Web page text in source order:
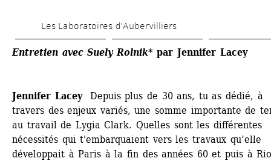
to
main
Les Laboratoires d’Aubervilliers
Entretien avec Suely Rolnik* par Jennifer Lacey
Jennifer LaceyDepuis plus de 30 ans, tu as dédié, à
travers des enjeux variés, une somme importante de
au travail de Lygia Clark. Quelles sont les différentes
nécessités qui t'embarquaient vers les travaux qu’elle
développait à Paris à la fin des années 60 et puis à